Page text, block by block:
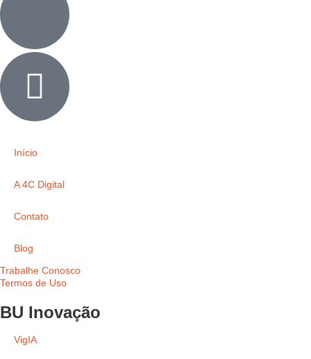
Início
A 4C Digital
Contato
Blog
Trabalhe Conosco
Termos de Uso
BU Inovação
VigIA